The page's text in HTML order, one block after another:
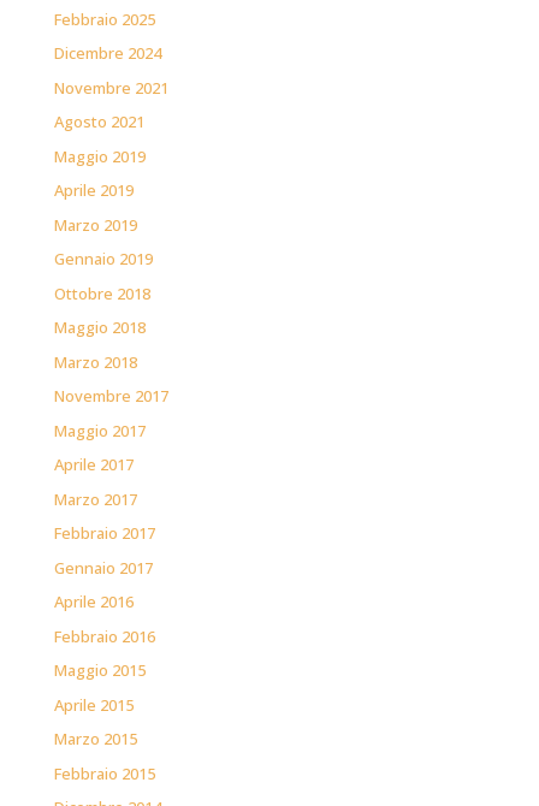
Febbraio 2025
Dicembre 2024
Novembre 2021
Agosto 2021
Maggio 2019
Aprile 2019
Marzo 2019
Gennaio 2019
Ottobre 2018
Maggio 2018
Marzo 2018
Novembre 2017
Maggio 2017
Aprile 2017
Marzo 2017
Febbraio 2017
Gennaio 2017
Aprile 2016
Febbraio 2016
Maggio 2015
Aprile 2015
Marzo 2015
Febbraio 2015